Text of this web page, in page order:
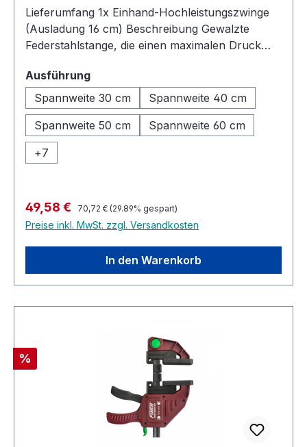
Lieferumfang 1x Einhand-Hochleistungszwinge
(Ausladung 16 cm) Beschreibung Gewalzte
Federstahlstange, die einen maximalen Druck
Gusseisen mit Kugelgraphit. Verdeckte
Doppelgewindeschraube, die sowohl den Druck
als auch die Geschwindigkeit verdoppelt, mit
einer Schmierbohrung für optimale
Geschmeidigkeit und einem zerlegbaren,
austauschbaren, griffigen Handgriff. Die
Rohren, etc. zu erreichen. Die bewegliche
Spannbacke wird dank der federbetätigten
cm bis 300 cm Schiene: 40 mm x 10 mm
Geschütztes Gewinde Ergonomischer Griff
Ausführungauswählen
Spannweite 30 cm
Spannweite 40 cm
Spannweite 50 cm
Spannweite 60 cm
+7
Verkaufspreis:
49,58 € Regulärer Preis:
70,72 € (29.89% gespart)
Preise inkl. MwSt. zzgl. Versandkosten
In den Warenkorb
Rabatt
%